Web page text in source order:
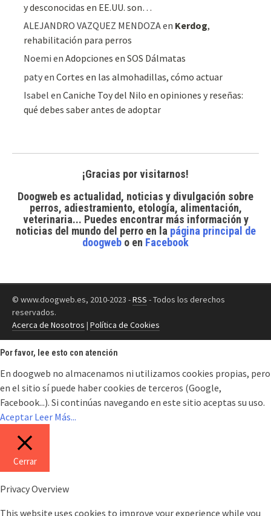
y desconocidas en EE.UU. son…
ALEJANDRO VAZQUEZ MENDOZAen Kerdog,
rehabilitación para perros
Noemi enAdopciones en SOS Dálmatas
patyenCortes en las almohadillas, cómo actuar
Isabel enCaniche Toy del Nilo en opiniones y reseñas:
qué debes saber antes de adoptar
¡Gracias por visitarnos!
Doogweb es actualidad, noticias y divulgación sobre
perros, adiestramiento, etología, alimentación,
veterinaria... Puedes encontrar más información y
noticias del mundo del perroen la página principal de
doogweb o en Facebook
© www.doogweb.es, 2010-2023 -RSS - Todos los derechos
reservados.
Acerca de Nosotros | Política de Cookies
Por favor, lee esto con atención
En doogweb no almacenamos ni utilizamos cookies propias, pero
en el sitio sí puede haber cookies de terceros (Google,
Facebook...). Si continúas navegando en este sitio aceptas su uso.
Aceptar Leer Más...
Cerrar
Privacy Overview
This website uses cookies to improve your experience while you